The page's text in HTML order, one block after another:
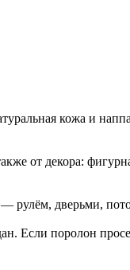
кожа и
от декора:
дверьми,
поролон